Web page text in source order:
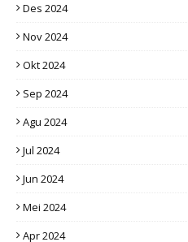
Des 2024
Nov 2024
Okt 2024
Sep 2024
Agu 2024
Jul 2024
Jun 2024
Mei 2024
Apr 2024